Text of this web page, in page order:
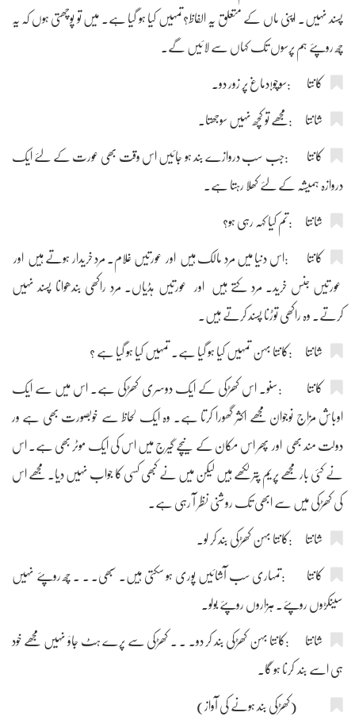
پسند نہیں۔ اپنی ماں کے متعلق یہ الفاظ؟تمہیں کیا ہو گیا ہے۔ میں تو پوچھتی ہوں کہ یہ
چھ روپئے ہم پرسوں تک کہاں سے لائیں گے۔
کانتا :سوچو!دماغ پر زور دو۔
شانتا :مجھے تو کچھ نہیں سوجھتا۔
کانتا :جب سب دروازے بند ہو جائیں اس وقت بھی عورت کے لئے ایک
دروازہ ہمیشہ کے لئے کھلا رہتا ہے۔
شانتا :تم کیا کہہ رہی ہو؟
کانتا :اس دنیا میں مرد مالک ہیں اور عورتیں غلام۔ مرد خریدار ہوتے ہیں اور
عورتیں جنس خرید۔ مرد کتے ہیں اور عورتیں ہڈیاں۔ مرد راکھی بندھوانا پسند نہیں
کرتے۔ وہ راکھی توڑنا پسند کرتے ہیں۔
شانتا :کانتا بہن تمہیں کیا ہو گیا ہے۔ تمہیں کیا ہو گیا ہے ؟
کانتا :سنو۔ اس کھڑکی کے ایک دوسری کھڑکی ہے۔ اس میں سے ایک
اوباش مزاج نوجوان مجھے اکثر گھورا کرتا ہے۔ وہ ایک لحاظ سے خوبصورت بھی ہے ور
دولت مند بھی اور پھر اس مکان کے نیچے گیرج میں اس کی ایک موٹر بھی ہے۔ اس
نے کئی بار مجھے پریم پتر لکھے ہیں لیکن میں نے کبھی کسی کا جواب نہیں دیا۔ مجھے اس
کی کھڑکی میں سے ابھی تک روشنی نظر آ رہی ہے۔
شانتا :کانتا بہن کھڑکی بند کر لو۔
کانتا :تمہاری سب آشائیں پوری ہو سکتی ہیں۔ سبھی۔ ۔ ۔ چھ روپئے نہیں
سینکڑوں روپئے۔ ہزاروں روپئے بولو۔
شانتا :کانتا بہن کھڑکی بند کر دو۔ ۔ ۔ کھڑکی سے پرے ہٹ جاؤ نہیں مجھے خود
ہی اسے بند کرنا ہو گا۔
(کھڑکی بند ہونے کی آواز)